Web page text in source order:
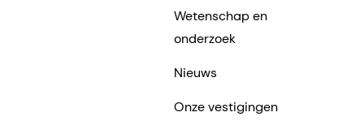
Wetenschap en
onderzoek
Nieuws
Onze vestigingen